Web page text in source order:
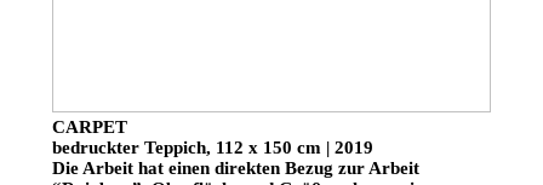
CARPET
bedruckter Teppich, 112 x 150 cm | 2019
Die Arbeit hat einen direkten Bezug zur Arbeit